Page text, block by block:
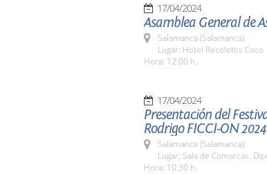
17/04/2024
Asamblea General de
Salamanca (Salamanca)
Lugar: Hotel Recoletos Coco
Hora: 12:00 h.
17/04/2024
Presentación del
Rodrigo FICCI-ON 2024
Salamanca (Salamanca)
Lugar: Sala de Comarcas.
Hora: 10:30 h.